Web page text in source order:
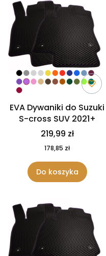
EVA Dywaniki do Suzuki
S-cross SUV 2021+
219,99 zł
178,85 zł
Do koszyka